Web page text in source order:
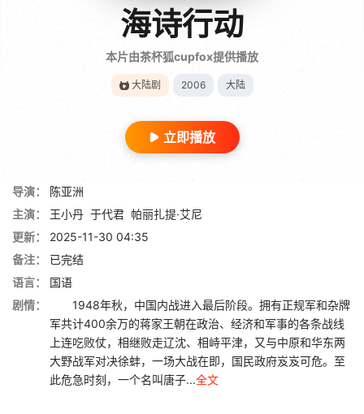
海诗行动
本片由茶杯狐cupfox提供播放
大陆剧 2006 大陆
立即播放
导演：
陈亚洲
主演：
王小丹 于代君 帕丽扎提·艾尼
更新：
2025-11-30 04:35
备注：
已完结
语言：
国语
剧情：
1948年秋，中国内战进入最后阶段。拥有正规军和杂牌
军共计400余万的蒋家王朝在政治、经济和军事的各条战线
上连吃败仗，相继败走辽沈、相峙平津，又与中原和华东两
大野战军对决徐蚌，一场大战在即，国民政府岌岌可危。至
此危急时刻，一个名叫唐子...全文